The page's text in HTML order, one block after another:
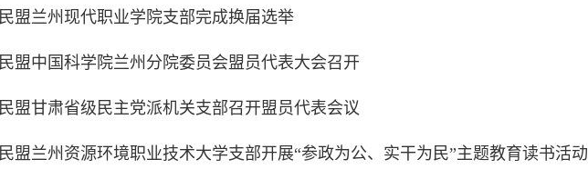
民盟兰州现代职业学院支部完成换届选举
民盟中国科学院兰州分院委员会盟员代表大会召开
民盟甘肃省级民主党派机关支部召开盟员代表会议
民盟兰州资源环境职业技术大学支部开展“参政为公、实干为民”主题教育读书活动